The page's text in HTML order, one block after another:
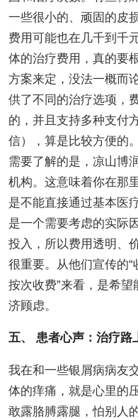
一些很小的、顽固的皮
费用可能也在几千到千
体的治疗费用，真的要
方案来定，没法一概而
供了不同的治疗选项，
的，并且支持多种支付
信），算是比较方便的。
需要了解的是，凉山博
机构。这意味着你在那
是不能直接通过基本医
是一个需要考虑的实际
投入，所以费用透明、
很重要。从他们宣传的
按次收费”来看，是希
济顾虑。
五、 患者心声：治疗路
我在和一些银屑病病友
体的痒痛，就是心里的
敢露胳膊露腿，怕别人